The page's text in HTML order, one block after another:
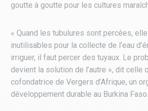
goutte à goutte pour les cultures
« Quand les tubulures sont percées,
inutilisables pour la collecte de l’eau
irriguer, il faut percer des tuyaux. Le
devient la solution de l’autre », dit celle
cofondatrice de Vergers d’Afrique, un
développement durable au Burkina Faso.